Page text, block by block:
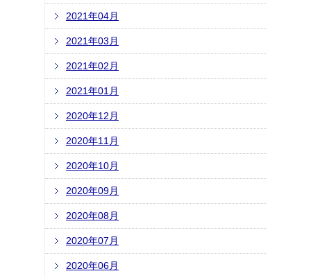
2021年04月
2021年03月
2021年02月
2021年01月
2020年12月
2020年11月
2020年10月
2020年09月
2020年08月
2020年07月
2020年06月